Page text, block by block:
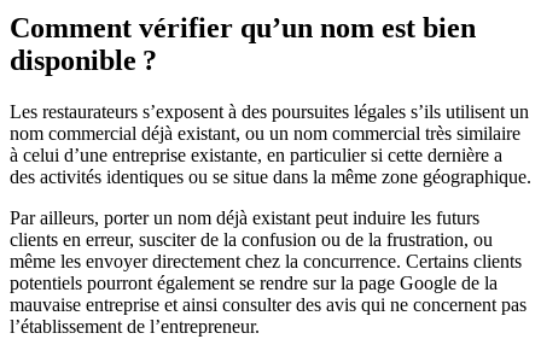
Comment vérifier qu’un nom est bien
disponible ?
Les restaurateurs s’exposent à des poursuites légales s’ils utilisent un
nom commercial déjà existant, ou un nom commercial très similaire
à celui d’une entreprise existante, en particulier si cette dernière a
des activités identiques ou se situe dans la même zone géographique.
Par ailleurs, porter un nom déjà existant peut induire les futurs
clients en erreur, susciter de la confusion ou de la frustration, ou
même les envoyer directement chez la concurrence. Certains clients
potentiels pourront également se rendre sur la page Google de la
mauvaise entreprise et ainsi consulter des avis qui ne concernent pas
l’établissement de l’entrepreneur.